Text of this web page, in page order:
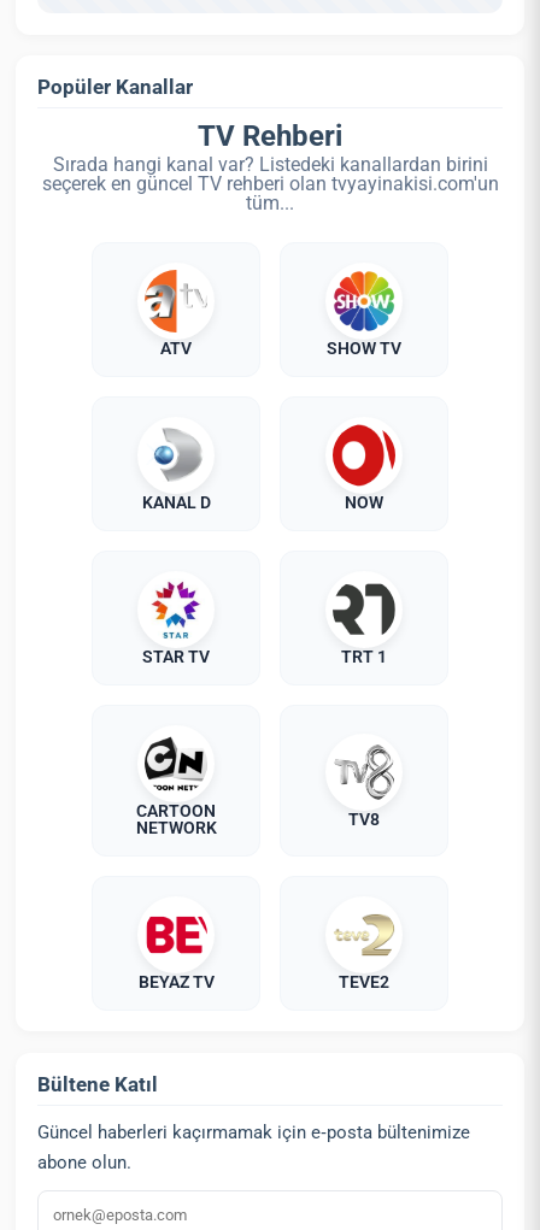
Popüler Kanallar
TV Rehberi
Sırada hangi kanal var? Listedeki kanallardan birini
seçerek en güncel TV rehberi olan tvyayinakisi.com'un
tüm...
ATV SHOW TV
KANAL D NOW
STAR TV TRT 1
CARTOON
NETWORK
TV8
BEYAZ TV TEVE2
Bültene Katıl
Güncel haberleri kaçırmamak için e‑posta bültenimize
abone olun.
E‑posta